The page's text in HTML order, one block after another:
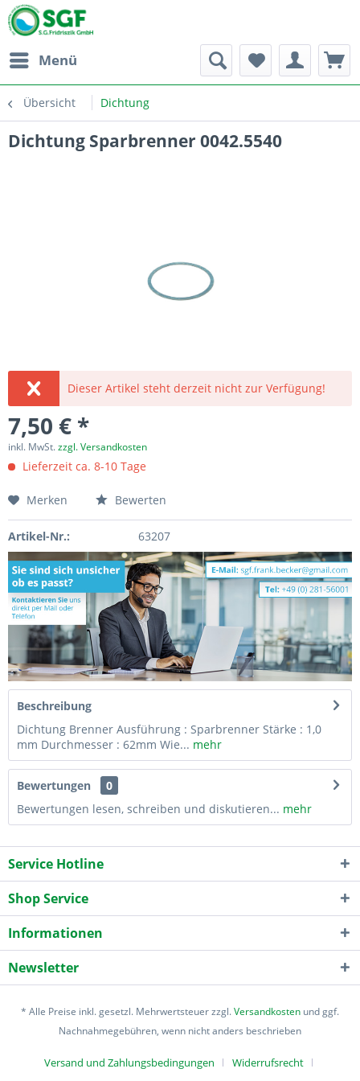
Menü
Übersicht Dichtung
Dichtung Sparbrenner 0042.5540
Dieser Artikel steht derzeit nicht zur Verfügung!
7,50 € *
inkl. MwSt.zzgl. Versandkosten
Lieferzeit ca. 8-10 Tage
Merken Bewerten
Artikel-Nr.: 63207
Beschreibung
Dichtung Brenner Ausführung : Sparbrenner Stärke : 1,0
mm Durchmesser : 62mm Wie... mehr
Bewertungen
0
Bewertungen lesen, schreiben und diskutieren... mehr
Service Hotline
Shop Service
Informationen
Newsletter
* Alle Preise inkl. gesetzl. Mehrwertsteuer zzgl.Versandkosten und ggf.
Nachnahmegebühren, wenn nicht anders beschrieben
Versand und Zahlungsbedingungen Widerrufsrecht